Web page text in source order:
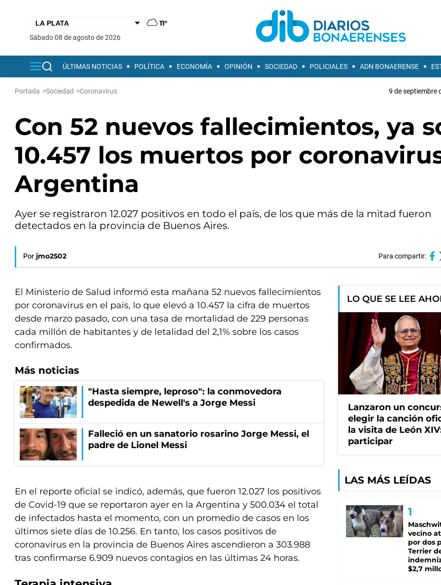
11°
sábado 08 de agosto de 2026
ÚLTIMAS NOTICIAS POLÍTICA ECONOMÍA OPINIÓN SOCIEDAD POLICIALES ADN BONAERENSE
Portada >Sociedad >Coronavirus 9 de septiembre
Con 52 nuevos fallecimientos, ya
10.457 los muertos por
Argentina
Ayer se registraron 12.027 positivos en todo el país, de los que más de la mitad fueron
detectados en la provincia de Buenos Aires.
Por jmo2502 Para compartir:
El Ministerio de Salud informó esta mañana 52 nuevos fallecimientos
por coronavirus en el país, lo que elevó a 10.457 la cifra de muertos
desde marzo pasado, con una tasa de mortalidad de 229 personas
cada millón de habitantes y de letalidad del 2,1% sobre los casos
confirmados.
Más noticias
"Hasta siempre, leproso": la conmovedora
despedida de Newell's a Jorge Messi
Falleció en un sanatorio rosarino Jorge Messi, el
padre de Lionel Messi
En el reporte oficial se indicó, además, que fueron 12.027 los positivos
de Covid-19 que se reportaron ayer en la Argentina y 500.034 el total
de infectados hasta el momento, con un promedio de casos en los
últimos siete días de 10.256. En tanto, los casos positivos de
coronavirus en la provincia de Buenos Aires ascendieron a 303.988
tras confirmarse 6.909 nuevos contagios en las últimas 24 horas.
LO QUE SE LEE
Lanzaron un
elegir la canción
la visita de León
participar
LAS MÁS LEÍDAS
vecino
por dos
Terrier
$2,7